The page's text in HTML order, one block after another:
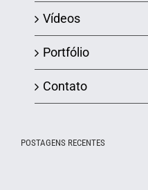
Vídeos
Portfólio
Contato
POSTAGENS RECENTES